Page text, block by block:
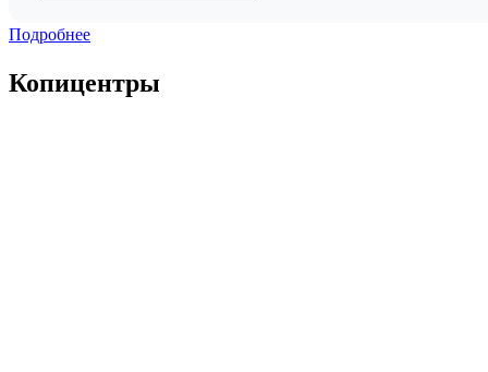
Подробнее
Копицентры